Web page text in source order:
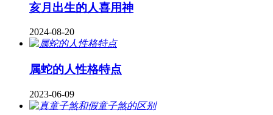
亥月出生的人喜用神
2024-08-20
属蛇的人性格特点
2023-06-09